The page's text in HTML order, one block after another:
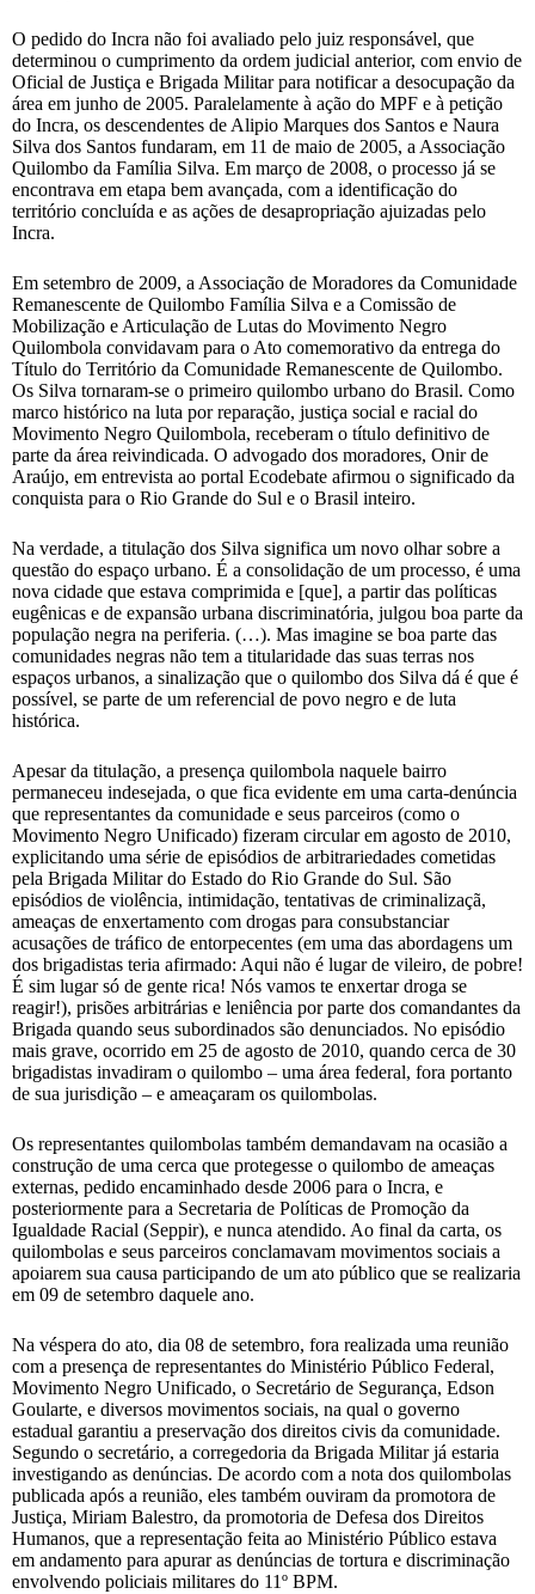
O pedido do Incra não foi avaliado pelo juiz responsável, que
determinou o cumprimento da ordem judicial anterior, com envio de
Oficial de Justiça e Brigada Militar para notificar a desocupação da
área em junho de 2005. Paralelamente à ação do MPF e à petição
do Incra, os descendentes de Alipio Marques dos Santos e Naura
Silva dos Santos fundaram, em 11 de maio de 2005, a Associação
Quilombo da Família Silva. Em março de 2008, o processo já se
encontrava em etapa bem avançada, com a identificação do
território concluída e as ações de desapropriação ajuizadas pelo
Incra.
Em setembro de 2009, a Associação de Moradores da Comunidade
Remanescente de Quilombo Família Silva e a Comissão de
Mobilização e Articulação de Lutas do Movimento Negro
Quilombola convidavam para o Ato comemorativo da entrega do
Título do Território da Comunidade Remanescente de Quilombo.
Os Silva tornaram-se o primeiro quilombo urbano do Brasil. Como
marco histórico na luta por reparação, justiça social e racial do
Movimento Negro Quilombola, receberam o título definitivo de
parte da área reivindicada. O advogado dos moradores, Onir de
Araújo, em entrevista ao portal Ecodebate afirmou o significado da
conquista para o Rio Grande do Sul e o Brasil inteiro.
Na verdade, a titulação dos Silva significa um novo olhar sobre a
questão do espaço urbano. É a consolidação de um processo, é uma
nova cidade que estava comprimida e [que], a partir das políticas
eugênicas e de expansão urbana discriminatória, julgou boa parte da
população negra na periferia. (…). Mas imagine se boa parte das
comunidades negras não tem a titularidade das suas terras nos
espaços urbanos, a sinalização que o quilombo dos Silva dá é que é
possível, se parte de um referencial de povo negro e de luta
histórica.
Apesar da titulação, a presença quilombola naquele bairro
permaneceu indesejada, o que fica evidente em uma carta-denúncia
que representantes da comunidade e seus parceiros (como o
Movimento Negro Unificado) fizeram circular em agosto de 2010,
explicitando uma série de episódios de arbitrariedades cometidas
pela Brigada Militar do Estado do Rio Grande do Sul. São
episódios de violência, intimidação, tentativas de criminalizaçã,
ameaças de enxertamento com drogas para consubstanciar
acusações de tráfico de entorpecentes (em uma das abordagens um
dos brigadistas teria afirmado: Aqui não é lugar de vileiro, de pobre!
É sim lugar só de gente rica! Nós vamos te enxertar droga se
reagir!), prisões arbitrárias e leniência por parte dos comandantes da
Brigada quando seus subordinados são denunciados. No episódio
mais grave, ocorrido em 25 de agosto de 2010, quando cerca de 30
brigadistas invadiram o quilombo – uma área federal, fora portanto
de sua jurisdição – e ameaçaram os quilombolas.
Os representantes quilombolas também demandavam na ocasião a
construção de uma cerca que protegesse o quilombo de ameaças
externas, pedido encaminhado desde 2006 para o Incra, e
posteriormente para a Secretaria de Políticas de Promoção da
Igualdade Racial (Seppir), e nunca atendido. Ao final da carta, os
quilombolas e seus parceiros conclamavam movimentos sociais a
apoiarem sua causa participando de um ato público que se realizaria
em 09 de setembro daquele ano.
Na véspera do ato, dia 08 de setembro, fora realizada uma reunião
com a presença de representantes do Ministério Público Federal,
Movimento Negro Unificado, o Secretário de Segurança, Edson
Goularte, e diversos movimentos sociais, na qual o governo
estadual garantiu a preservação dos direitos civis da comunidade.
Segundo o secretário, a corregedoria da Brigada Militar já estaria
investigando as denúncias. De acordo com a nota dos quilombolas
publicada após a reunião, eles também ouviram da promotora de
Justiça, Miriam Balestro, da promotoria de Defesa dos Direitos
Humanos, que a representação feita ao Ministério Público estava
em andamento para apurar as denúncias de tortura e discriminação
envolvendo policiais militares do 11º BPM.